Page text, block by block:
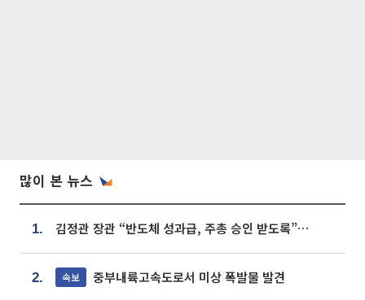
많이 본 뉴스
1. 김정관 장관 “반도체 성과급, 주총 승인 받도록”…상법·자본시장법 개정 시사
2. 속보 중부내륙고속도로서 미상 폭발물 발견